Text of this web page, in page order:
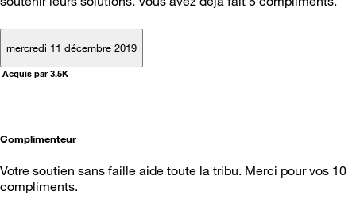
mercredi 11 décembre 2019
Acquis par 3.5K
Complimenteur
Votre soutien sans faille aide toute la tribu. Merci pour vos 10
compliments.